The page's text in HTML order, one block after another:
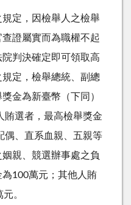
定，因檢舉人之檢舉
證屬實而為職權不起
判決確定即可領取高
定，檢舉總統、副總
金為新臺幣（下同）
賄選者，最高檢舉獎金
偶、直系血親、五親等
親、競選辦事處之負
100萬元；其他人賄
。